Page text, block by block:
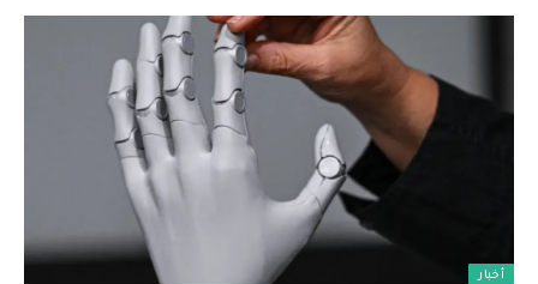
أخبار